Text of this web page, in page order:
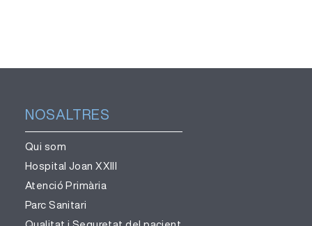
NOSALTRES
Qui som
Hospital Joan XXIII
Atenció Primària
Parc Sanitari